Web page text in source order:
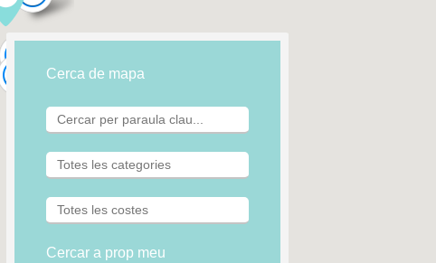
Cerca de mapa
Cercar a prop meu